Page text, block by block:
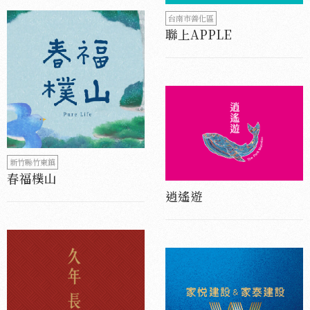
新竹縣竹東鎮
春福樸山
台南市善化區
聯上APPLE
逍遙遊